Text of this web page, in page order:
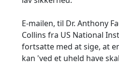
E-mailen, til Dr. Anthony
Collins fra US National
fortsatte med at sige, at
kan 'ved et uheld have